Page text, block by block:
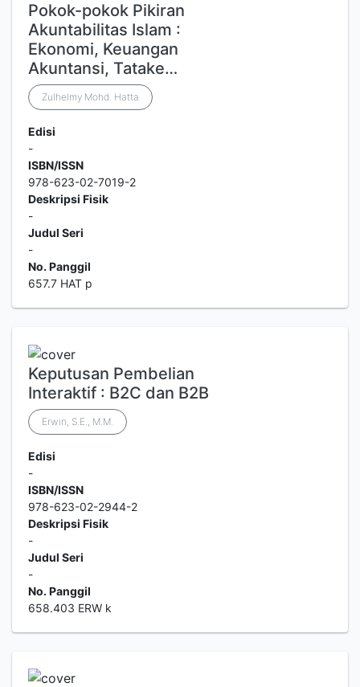
Pokok-pokok Pikiran
Akuntabilitas Islam :
Ekonomi, Keuangan
Akuntansi, Tatake…
Zulhelmy Mohd. Hatta
Edisi
-
ISBN/ISSN
978-623-02-7019-2
Deskripsi Fisik
-
Judul Seri
-
No. Panggil
657.7 HAT p
Keputusan Pembelian
Interaktif : B2C dan B2B
Erwin, S.E., M.M.
Edisi
-
ISBN/ISSN
978-623-02-2944-2
Deskripsi Fisik
-
Judul Seri
-
No. Panggil
658.403 ERW k